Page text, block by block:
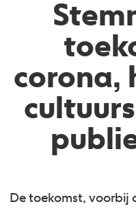
corona,
De toekomst, voorbij